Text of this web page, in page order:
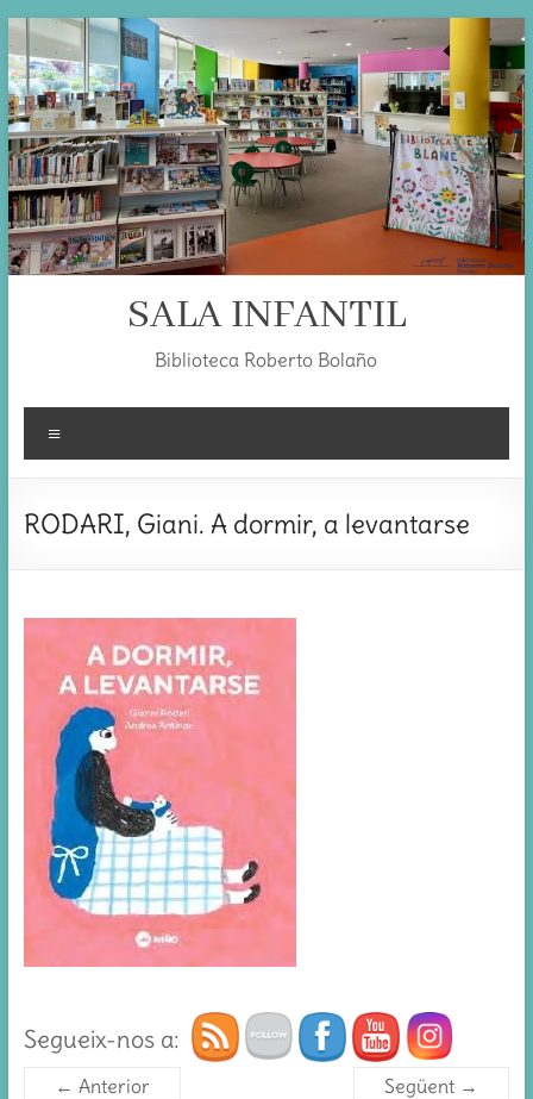
Skip
to
content
SALA INFANTIL
Biblioteca Roberto Bolaño
RODARI, Giani. A dormir, a levantarse
Segueix-nos a:
← Anterior Següent →